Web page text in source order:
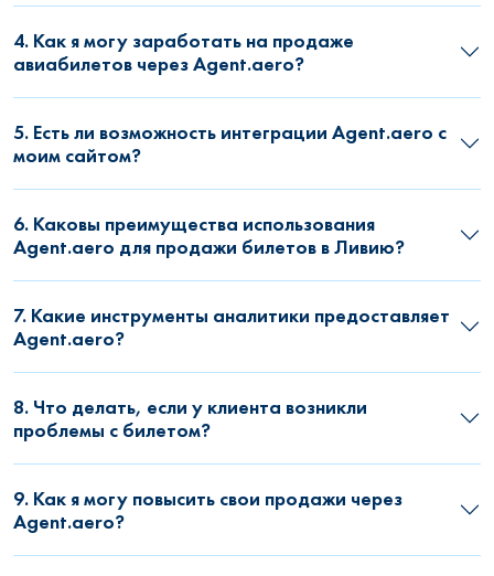
4. Как я могу заработать на продаже
авиабилетов через Agent.aero?
5. Есть ли возможность интеграции Agent.aero с
моим сайтом?
6. Каковы преимущества использования
Agent.aero для продажи билетов в Ливию?
7. Какие инструменты аналитики предоставляет
Agent.aero?
8. Что делать, если у клиента возникли
проблемы с билетом?
9. Как я могу повысить свои продажи через
Agent.aero?